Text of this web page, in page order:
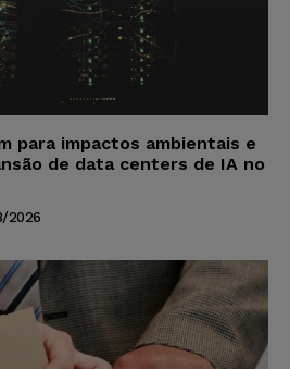
para impactos ambientais e
de data centers de IA no
2026